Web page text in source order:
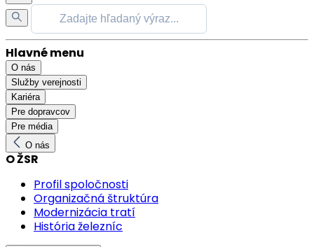
Hlavné menu
O nás
Služby verejnosti
Kariéra
Pre dopravcov
Pre média
O nás
O ŽSR
Profil spoločnosti
Organizačná štruktúra
Modernizácia tratí
História železníc